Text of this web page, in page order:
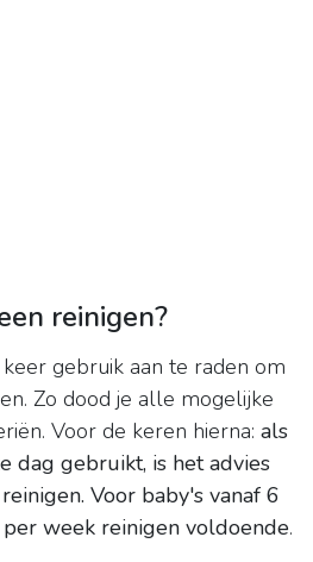
reinigen?
gebruik aan te raden om
Zo dood je alle mogelijke
Voor de keren hierna: als
dag gebruikt, is het advies
Voor baby's vanaf 6
week reinigen voldoende.